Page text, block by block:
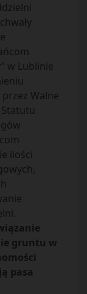
w Lublinie
Walne
ilości
gruntu w
pasa